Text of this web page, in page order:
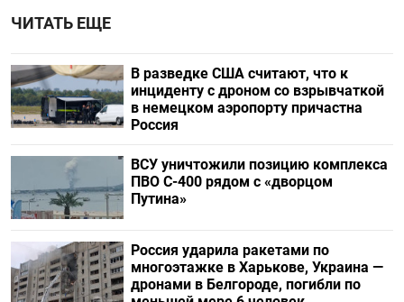
ЧИТАТЬ ЕЩЕ
В разведке США считают, что к
инциденту с дроном со взрывчаткой
в немецком аэропорту причастна
Россия
ВСУ уничтожили позицию комплекса
ПВО С-400 рядом с «дворцом
Путина»
Россия ударила ракетами по
многоэтажке в Харькове, Украина —
дронами в Белгороде, погибли по